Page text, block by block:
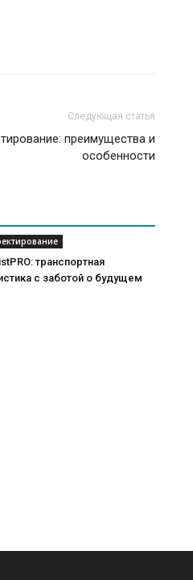
Следующая статья
преимущества и
особенности
транспортная
с заботой о будущем